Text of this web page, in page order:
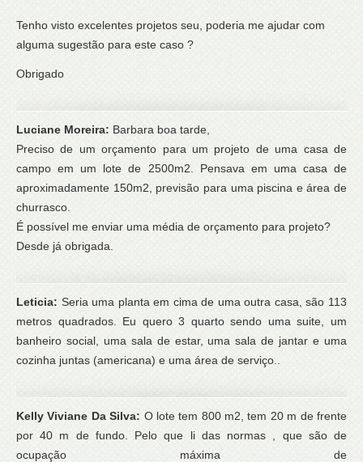
Tenho visto excelentes projetos seu, poderia me ajudar com
alguma sugestão para este caso ?
Obrigado
Luciane Moreira: Barbara boa tarde,
Preciso de um orçamento para um projeto de uma casa de
campo em um lote de 2500m2. Pensava em uma casa de
aproximadamente 150m2, previsão para uma piscina e área de
churrasco.
É possível me enviar uma média de orçamento para projeto?
Desde já obrigada.
Leticia: Seria uma planta em cima de uma outra casa, são 113
metros quadrados. Eu quero 3 quarto sendo uma suite, um
banheiro social, uma sala de estar, uma sala de jantar e uma
cozinha juntas (americana) e uma área de serviço..
Kelly Viviane Da Silva: O lote tem 800 m2, tem 20 m de frente
por 40 m de fundo. Pelo que li das normas , que são de
ocupação máxima de